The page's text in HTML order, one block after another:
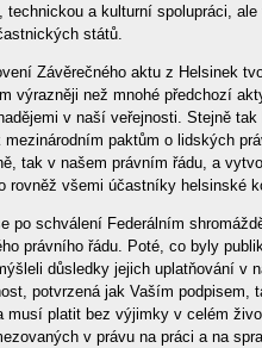
technickou a kulturní spolupráci,
států.
Závěrečného aktu z Helsinek
výrazněji než mnohé předchozí
v naší veřejnosti. Stejně
paktům o lidských
tak v našem právním řádu, a
rovněž všemi účastníky helsinské
po schválení Federálním
právního řádu. Poté, co byly
důsledky jejich uplatňování v
potvrzená jak Vaším
musí platit bez výjimky v celém
v právu na práci a na